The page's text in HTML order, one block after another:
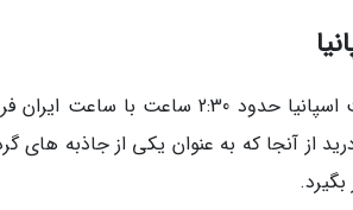
همانطور که چندی پیش اشاره کردیم، ساعت
از آنجا که به عنوان یکی از جاذبه